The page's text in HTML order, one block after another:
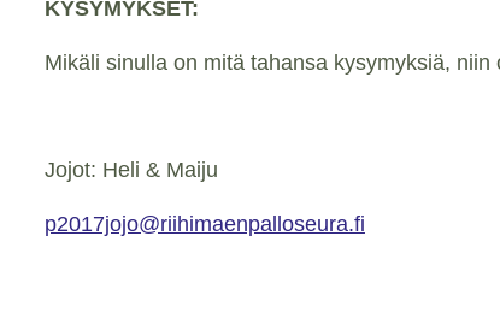
KYSYMYKSET:
Mikäli sinulla on mitä tahansa kysymyksiä,
Jojot: Heli & Maiju
p2017jojo@riihimaenpalloseura.fi